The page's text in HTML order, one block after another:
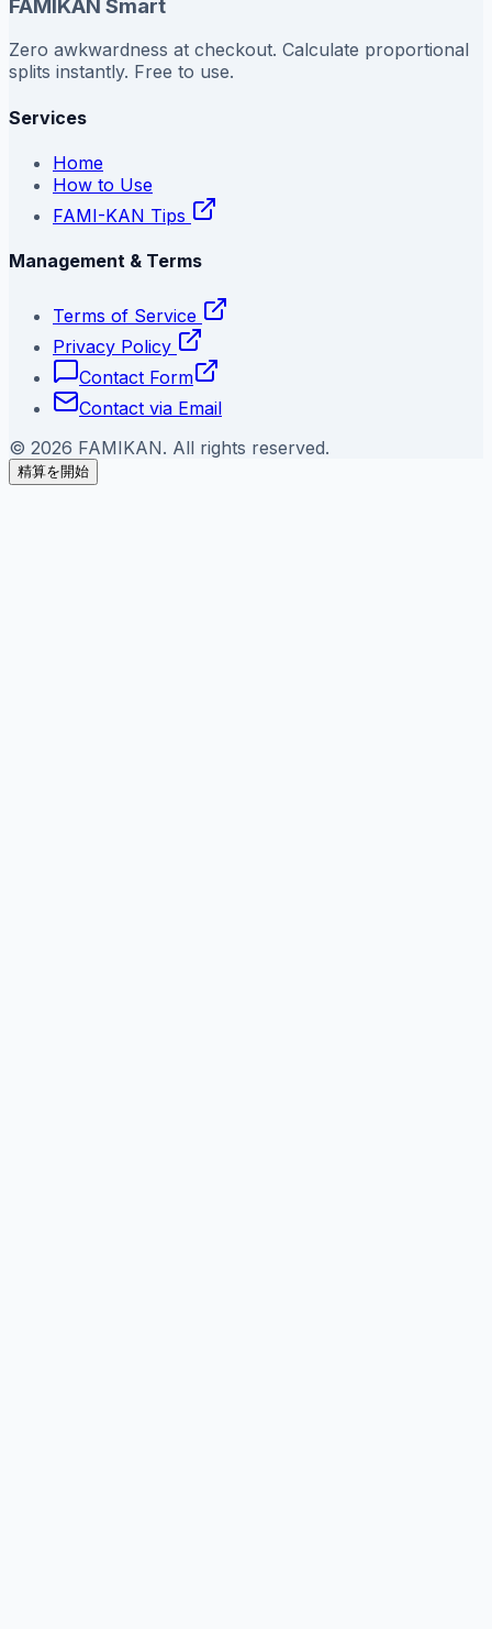
FAMIKAN Smart
Zero awkwardness at checkout. Calculate proportional
splits instantly. Free to use.
Services
Home
How to Use
FAMI-KAN Tips
Management & Terms
Terms of Service
Privacy Policy
Contact Form
Contact via Email
© 2026 FAMIKAN. All rights reserved.
精算を開始